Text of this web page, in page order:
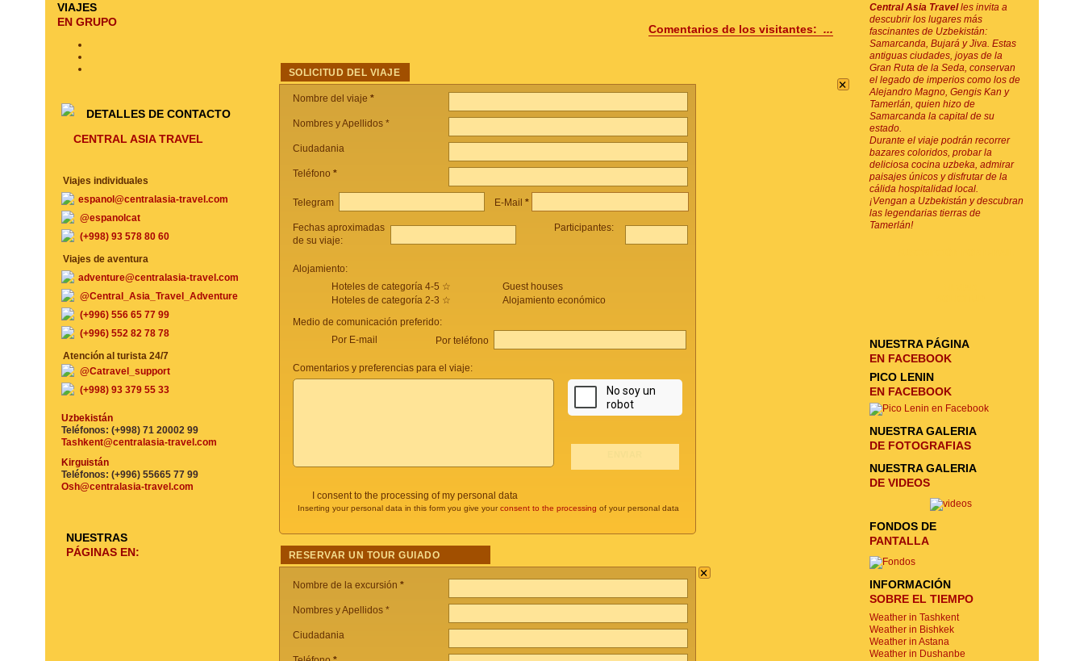
Comentarios de los visitantes: ...
SOLICITUD DEL VIAJE ×
Nombre del viaje *
Nombres y Apellidos *
Ciudadania
Teléfono *
Telegram E-Mail *
Fechas aproximadas
de su viaje:
Participantes:
Alojamiento:
Hoteles de categoría 4-5 ☆
Hoteles de categoría 2-3 ☆
Guest houses
Alojamiento económico
Medio de comunicación preferido:
Por E-mail
Por teléfono
Comentarios y preferencias para el viaje:
I consent to the processing of my personal data
Inserting your personal data in this form you give your consent to the processing of your personal data
RESERVAR UN TOUR GUIADO
×
Nombre de la excursión *
Nombres y Apellidos *
Ciudadania
VIAJES
EN GRUPO
DETALLES DE CONTACTO
CENTRAL ASIA TRAVEL
Viajes individuales
espanol@centralasia-travel.com
@espanolcat
(+998) 93 578 80 60
Viajes de aventura
adventure@centralasia-travel.com
@Central_Asia_Travel_Adventure
(+996) 556 65 77 99
(+996) 552 82 78 78
Atención al turista 24/7
@Catravel_support
(+998) 93 379 55 33
Uzbekistán
Teléfonos: (+998) 71 20002 99
Tashkent@centralasia-travel.com
Kirguistán
Teléfonos: (+996) 55665 77 99
Osh@centralasia-travel.com
NUESTRAS
PÁGINAS EN:
Central Asia Travelles invita a
descubrir los lugares más
fascinantes de Uzbekistán:
Samarcanda, Bujará y Jiva. Estas
antiguas ciudades, joyas de la
Gran Ruta de la Seda, conservan
el legado de imperios como los de
Alejandro Magno, Gengis Kan y
Tamerlán, quien hizo de
Samarcanda la capital de su
estado.
Durante el viaje podrán recorrer
bazares coloridos, probar la
deliciosa cocina uzbeka, admirar
paisajes únicos y disfrutar de la
cálida hospitalidad local.
¡Vengan a Uzbekistán y descubran
las legendarias tierras de
Tamerlán!
NUESTRA PÁGINA
EN FACEBOOK
PICO LENIN
EN FACEBOOK
NUESTRA GALERIA
DE FOTOGRAFIAS
NUESTRA GALERIA
DE VIDEOS
FONDOS DE
PANTALLA
INFORMACIÓN
SOBRE EL TIEMPO
Weather in Tashkent
Weather in Bishkek
Weather in Astana
Weather in Dushanbe